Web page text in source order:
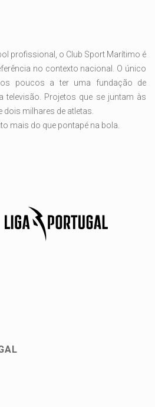
profissional, o Club Sport Marítimo é
no contexto nacional. O único
poucos a ter uma fundação de
televisão. Projetos que se juntam às
dois milhares de atletas.
mais do que pontapé na bola.